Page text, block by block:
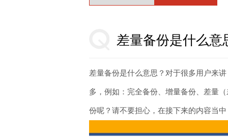
差量备份是什么意
差量备份是什么意思？对于很多用户来
多，例如：完全备份、增量备份、差量
份呢？请不要担心，在接下来的内容当